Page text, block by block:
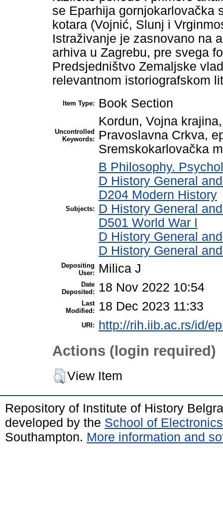
se Eparhija gornjokarlovačka
kotara (Vojnić, Slunj i
Istraživanje je zasnovano na
arhiva u Zagrebu, pre svega
Predsjedništvo Zemaljske
relevantnom istoriografskom
Item Type: Book Section
Uncontrolled
Keywords:
Kordun, Vojna
Pravoslavna Crkva,
Sremskokarlovačka
Subjects:
B Philosophy.
D History General
D204 Modern History
D History General
D501 World War I
D History General
D History General
Depositing
User:
Milica J
Date
Deposited:
18 Nov 2022 10:54
Last
Modified:
18 Dec 2023 11:33
URI: http://rih.iib.ac.rs/id/
Actions (login required)
View Item
Repository of Institute of History
developed by the School of
Southampton. More information and